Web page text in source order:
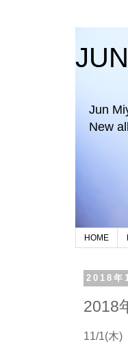
Jun
New
HOME
2018年
2018
11/1(木)